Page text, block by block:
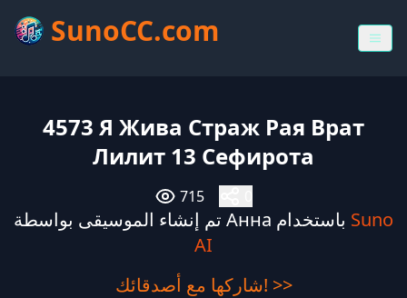
SunoCC.com
4573 Я Жива Страж Рая Врат
Лилит 13 Сефирота
715
Suno
AI
شاركها مع أصدقائك! >>